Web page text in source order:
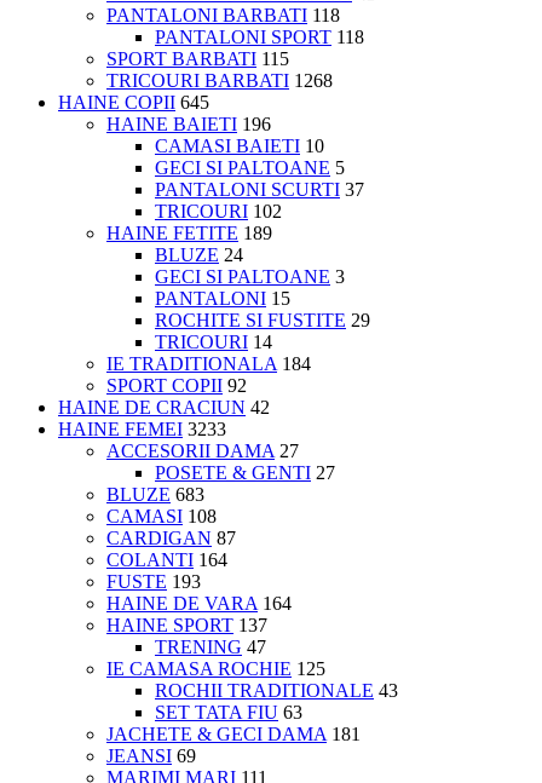
PANTALONI BARBATI 118
PANTALONI SPORT 118
SPORT BARBATI 115
TRICOURI BARBATI 1268
HAINE COPII 645
HAINE BAIETI 196
CAMASI BAIETI 10
GECI SI PALTOANE 5
PANTALONI SCURTI 37
TRICOURI 102
HAINE FETITE 189
BLUZE 24
GECI SI PALTOANE 3
PANTALONI 15
ROCHITE SI FUSTITE 29
TRICOURI 14
IE TRADITIONALA 184
SPORT COPII 92
HAINE DE CRACIUN 42
HAINE FEMEI 3233
ACCESORII DAMA 27
POSETE & GENTI 27
BLUZE 683
CAMASI 108
CARDIGAN 87
COLANTI 164
FUSTE 193
HAINE DE VARA 164
HAINE SPORT 137
TRENING 47
IE CAMASA ROCHIE 125
ROCHII TRADITIONALE 43
SET TATA FIU 63
JACHETE & GECI DAMA 181
JEANSI 69
MARIMI MARI 111